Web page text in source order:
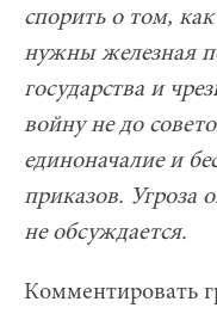
спорить о том,
нужны железная
государства и
войну не до
единоначалие и
приказов. Угроза
не обсуждается.
Комментировать